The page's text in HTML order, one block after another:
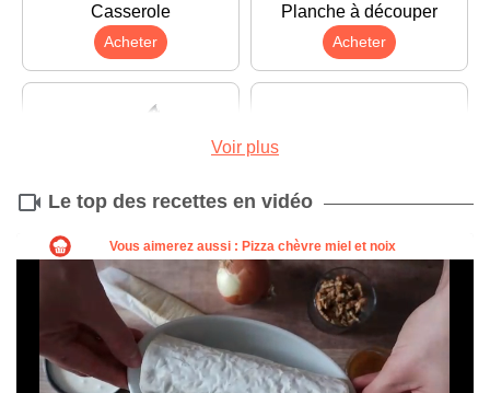
Casserole
Acheter
Planche à découper
Acheter
Couteau
Acheter Acheter
Voir plus
Le top des recettes en vidéo